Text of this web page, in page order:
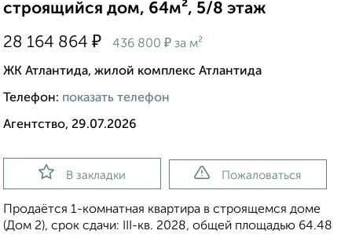
строящийся дом, 64м², 5/8 этаж
28 164 864 ₽ 436 800 ₽ за м²
ЖК Атлантида, жилой комплекс Атлантида
Телефон: показать телефон
Агентство, 29.07.2026
В закладки Пожаловаться
Продаётся 1-комнатная квартира в строящемся доме
(Дом 2), срок сдачи: III-кв. 2028, общей площадью 64.48